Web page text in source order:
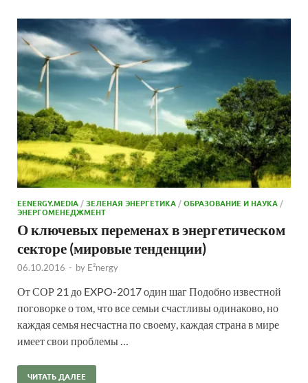
EENERGY.MEDIA /ЗЕЛЕНАЯ ЭНЕРГЕТИКА /ОБРАЗОВАНИЕ И НАУКА /
ЭНЕРГОМЕНЕДЖМЕНТ
О ключевых переменах в энергетическом
секторе (мировые тенденции)
06.10.2016 - by E²nergy
От СОР 21 до EXPO-2017 один шаг Подобно известной
поговорке о том, что все семьи счастливы одинаково, но
каждая семья несчастна по своему, каждая страна в мире
имеет свои проблемы …
ЧИТАТЬ ДАЛЕЕ